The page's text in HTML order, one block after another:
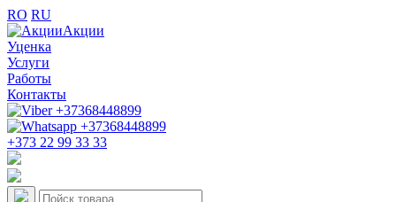
RO RU
Акции
Уценка
Услуги
Работы
Контакты
+373 22 99 33 33